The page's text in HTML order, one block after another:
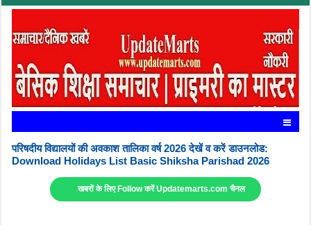
परिषदीय विद्यालयों की अवकाश तालिका वर्ष 2026 देखें व करें डाउनलोड:
Download Holidays List Basic Shiksha Parishad 2026
खबरों के लिए Follow करें Updatemarts.com चैनल